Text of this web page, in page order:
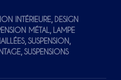
INTÉRIEURE, DESIGN
MÉTAL, LAMPE
, SUSPENSION,
, SUSPENSIONS